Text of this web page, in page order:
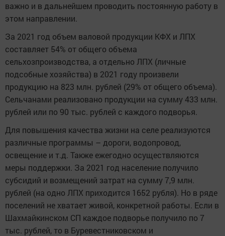
важно и в дальнейшем проводить постоянную работу в
этом направлении.
За 2021 год объем валовой продукции КФХ и ЛПХ
составляет 54% от общего объема
сельхозпроизводства, а отдельно ЛПХ (личные
подсобные хозяйства) в 2021 году произвели
продукцию на 823 млн. рублей (29% от общего объема).
Сельчанами реализовано продукции на сумму 433 млн.
рублей или по 90 тыс. рублей с каждого подворья.
Для повышения качества жизни на селе реализуются
различные программы – дороги, водопровод,
освещение и т.д. Также ежегодно осуществляются
меры поддержки. За 2021 год население получило
субсидий и возмещений затрат на сумму 7,9 млн.
рублей (на одно ЛПХ приходится 1652 рубля). Но в ряде
поселений не хватает живой, конкретной работы. Если в
Шахмайкинском СП каждое подворье получило по 7
тыс. рублей, то в Буревестниковском и